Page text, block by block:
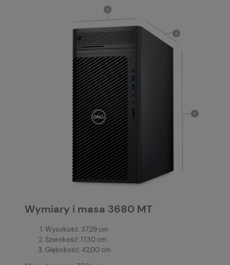
Wymiary i masa 3680 MT
Wysokość: 37,29 cm
Szerokość: 17,30 cm
Głębokość: 42,00 cm